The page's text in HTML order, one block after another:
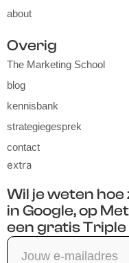
about
Overig
The Marketing School
blog
kennisbank
strategiegesprek
contact
extra
Wil je weten
in Google, op
een gratis Triple